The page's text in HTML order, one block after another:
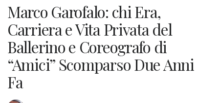
Marco Garofalo: chi Era,
Carriera e Vita Privata del
Ballerino e Coreografo di
“Amici” Scomparso Due Anni
Fa